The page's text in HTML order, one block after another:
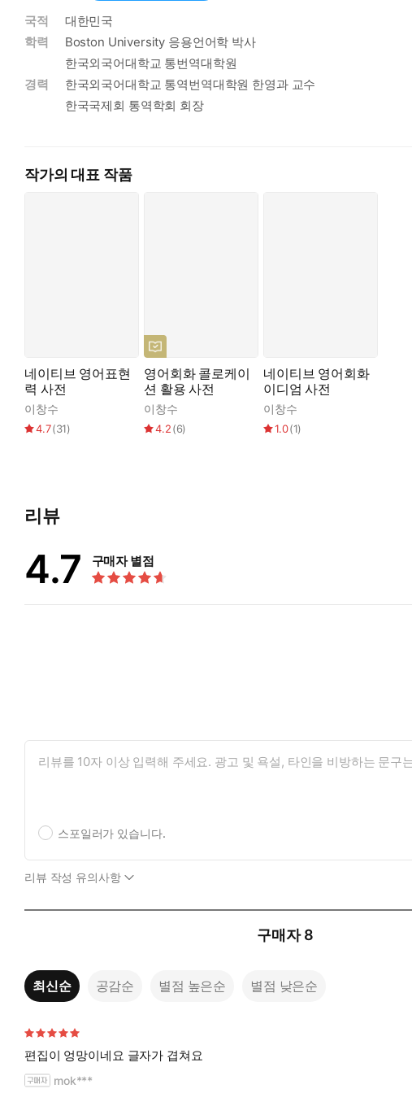
국적
대한민국
학력
Boston University 응용언어학 박사
한국외국어대학교 통번역대학원
경력
한국외국어대학교 통역번역대학원 한영과 교수
한국국제회 통역학회 회장
작가의 대표 작품
네이티브 영어표현
력 사전
이창수
4.7(31)
영어회화 콜로케이
션 활용 사전
이창수
4.2(6)
네이티브 영어회화
이디엄 사전
이창수
1.0(1)
리뷰
4.7 구매자 별점
스포일러가 있습니다.
리뷰 작성 유의사항
구매자 8
최신순 공감순 별점 높은순 별점 낮은순
편집이 엉망이네요 글자가 겹쳐요
mok***